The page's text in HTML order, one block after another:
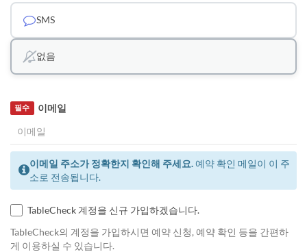
SMS
없음
이메일
필수
이메일 주소가 정확한지 확인해 주세요.예약 확인 메일이 이 주
소로 전송됩니다.
TableCheck 계정을 신규 가입하겠습니다.
TableCheck의 계정을 가입하시면 예약 신청, 예약 확인 등을 간편하
게 이용하실 수 있습니다.